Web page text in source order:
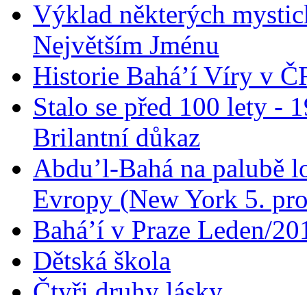
Výklad některých
Největším Jménu
Historie Bahá’í Víry v
Stalo se před 100 lety -
Brilantní důkaz
Abdu’l-Bahá na palubě
Evropy (New York 5.
Bahá’í v Praze Leden/
Dětská škola